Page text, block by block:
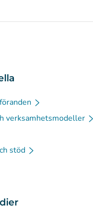
verksamhetsmodeller
stöd